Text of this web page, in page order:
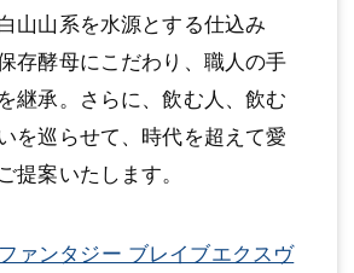
山山系を水源とする仕込み
存酵母にこだわり、職人の手
継承。さらに、飲む人、飲む
を巡らせて、時代を超えて愛
提案いたします。
ァンタジー ブレイブエクスヴ